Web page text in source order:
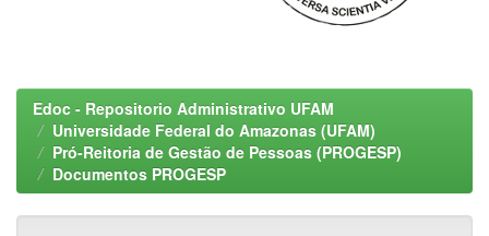
Edoc - Repositorio Administrativo UFAM
Universidade Federal do Amazonas (UFAM)
Pró-Reitoria de Gestão de Pessoas (PROGESP)
Documentos PROGESP